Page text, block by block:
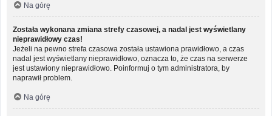
Na górę
Została wykonana zmiana strefy czasowej, a nadal jest wyświetlany
nieprawidłowy czas!
Jeżeli na pewno strefa czasowa została ustawiona prawidłowo, a czas
nadal jest wyświetlany nieprawidłowo, oznacza to, że czas na serwerze
jest ustawiony nieprawidłowo. Poinformuj o tym administratora, by
naprawił problem.
Na górę